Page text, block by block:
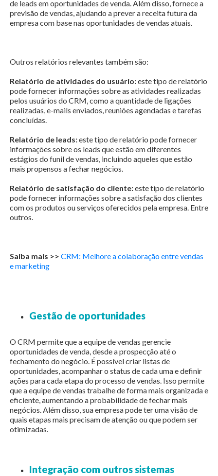
de leads em oportunidades de venda. Além disso, fornece a
previsão de vendas, ajudando a prever a receita futura da
empresa com base nas oportunidades de vendas atuais.
Outros relatórios relevantes também são:
Relatório de atividades do usuário:este tipo de relatório
pode fornecer informações sobre as atividades realizadas
pelos usuários do CRM, como a quantidade de ligações
realizadas, e-mails enviados, reuniões agendadas e tarefas
concluídas.
Relatório de leads:este tipo de relatório pode fornecer
informações sobre os leads que estão em diferentes
estágios do funil de vendas, incluindo aqueles que estão
mais propensos a fechar negócios.
Relatório de satisfação do cliente:este tipo de relatório
pode fornecer informações sobre a satisfação dos clientes
com os produtos ou serviços oferecidos pela empresa. Entre
outros.
Saiba mais >> CRM: Melhore a colaboração entre vendas
e marketing
Gestão de oportunidades
O CRM permite que a equipe de vendas gerencie
oportunidades de venda, desde a prospecção até o
fechamento do negócio. É possível criar listas de
oportunidades, acompanhar o status de cada uma e definir
ações para cada etapa do processo de vendas. Isso permite
que a equipe de vendas trabalhe de forma mais organizada e
eficiente, aumentando a probabilidade de fechar mais
negócios. Além disso, sua empresa pode ter uma visão de
quais etapas mais precisam de atenção ou que podem ser
otimizadas.
Integração com outros sistemas